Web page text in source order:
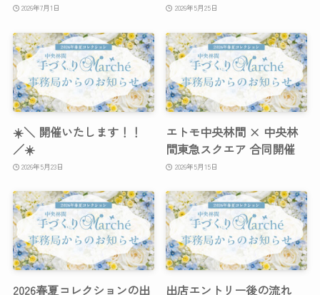
2026年7月1日 2026年5月25日
☀️＼ 開催いたします！！
／☀️
2026年5月23日
エトモ中央林間 × 中央林
間東急スクエア 合同開催
2026年5月15日
2026春夏コレクションの出
出店エントリー後の流れ